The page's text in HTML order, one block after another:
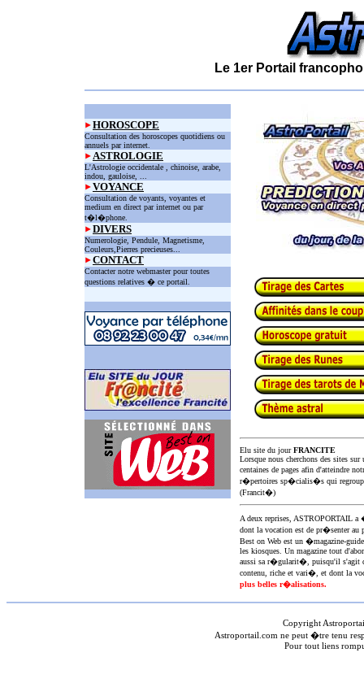
Le 1er Portail
HOROSCOPE
Consultation des horoscopes quotidiens ou
annuels par internet.
ASTROLOGIE
L'Astrologie occidentale , chinoise, arabe,
indou, gauloise, ...
VOYANCE
Consultation de voyants, voyantes et
medium en direct par internet ou par
t�l�phone.
DIVERS
Numerologie, Pendule, Magnetisme,
Couleurs,Pierres precieuses...
CONTACT
Contacter notre webmaster pour toutes
questions relatives � ce portail.
Elu site du jourFRANCITE
Lorsque nous cherchons des sites
centaines de pages afin d'atteindre
r�pertoires sp�cialis�s qui
(Francit�)
A deux reprises,
dont la vocation est de pr�senter au
Best on Web est un �magazine-
les kiosques. Un magazine tout
aussi sa r�gularit�, puisqu'il s'agit
contenu, riche et vari�, et dont la
plus belles r�alisations.
Copyright
Astroportail.com ne peut �tre tenu
Pour tout liens